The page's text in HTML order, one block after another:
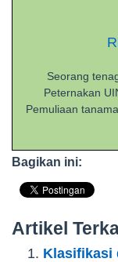
Seorang
Peternakan
Pemuliaan
Bagikan ini:
Artikel
Klasifikasi